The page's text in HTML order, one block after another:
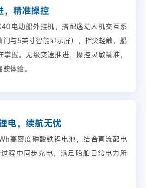
，精准操控
电动船外挂机，搭配逸动人机交互系
门与5英寸智能显示屏），指尖轻触，船
掌握。无级变速推进，操控灵敏精准，
体验。
电，续航无忧
高密度磷酸铁锂电池，结合直流配电
程中同步充电，满足船舶日常电力所